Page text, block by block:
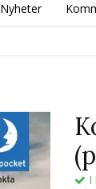
Nyheter
I